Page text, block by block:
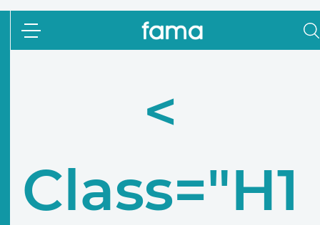
<
Class="h1